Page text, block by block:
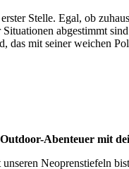
Stelle. Egal, ob
abgestimmt
mit seiner weichen
Abenteuer mit
Neoprenstiefeln